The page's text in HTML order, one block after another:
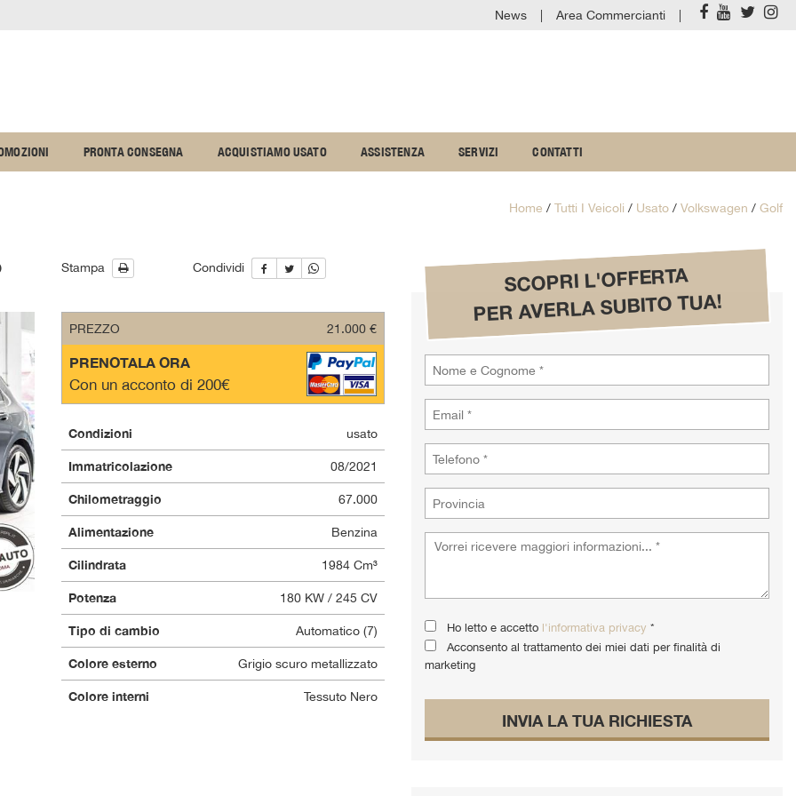
News Area Commercianti
PRONTA CONSEGNA ACQUISTIAMO USATO ASSISTENZA SERVIZI CONTATTI
Home / Tutti I Veicoli / Usato / Volkswagen / Golf
Stampa Condividi
PREZZO 21.000 €
PRENOTALA ORA
Con un acconto di 200€
Condizioni usato
Immatricolazione 08/2021
Chilometraggio 67.000
Alimentazione Benzina
Cilindrata 1984 Cm³
Potenza 180 KW / 245 CV
Tipo di cambio Automatico (7)
Colore esterno Grigio scuro metallizzato
Colore interni Tessuto Nero
SCOPRI L'OFFERTA
PER AVERLA SUBITO TUA!
Ho letto e accetto l'informativa privacy *
Acconsento al trattamento dei miei dati per finalità di
marketing
INVIA LA TUA RICHIESTA